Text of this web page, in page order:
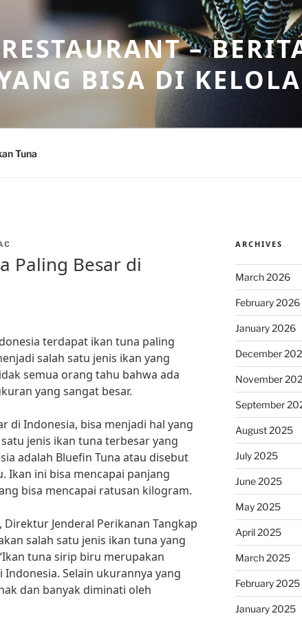
–
BISA DI
Tuna
Paling Besar di
terdapat ikan tuna paling
salah satu jenis ikan yang
semua orang tahu bahwa ada
yang sangat besar.
di Indonesia, bisa menjadi hal yang
jenis ikan tuna terbesar yang
adalah Bluefin Tuna atau disebut
Ikan ini bisa mencapai panjang
bisa mencapai ratusan kilogram.
Jenderal Perikanan Tangkap
salah satu jenis ikan tuna yang
tuna sirip biru merupakan
Selain ukurannya yang
dan banyak diminati oleh
ARCHIVES
March 2026
February 2026
January 2026
December
November
September
August 2025
July 2025
June 2025
May 2025
April 2025
March 2025
February 2025
January 2025